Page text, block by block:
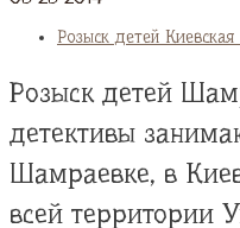
Розыск детей Киевская
Розыск детей
детективы
Шамраевке, в
всей территории